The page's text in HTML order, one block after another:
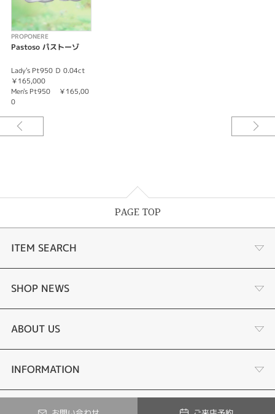
PROPONERE
Pastoso パストーゾ
Lady's Pt950 Ｄ 0.04ct
￥165,000
Men's Pt950 ￥165,00
0
PAGE TOP
ITEM SEARCH
婚約指輪
結婚指輪
セットリング
SHOP NEWS
お客様の声
ブランドリスト
ABOUT US
店舗情報・会社概要
INFORMATION
YouTube